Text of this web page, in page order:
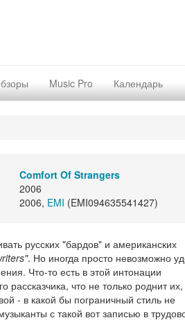
Music Pro Календарь
Comfort Of Strangers
2006
2006, EMI (EMI094635541427)
русских "бардов" и американских
. Но иногда просто невозможно
Что-то есть в этой интонации
рассказчика, что не только роднит
- в какой бы пограничный стиль не
с такой вот записью в